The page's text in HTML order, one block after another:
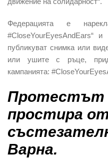
Федерацията е
#CloseYourEyesAndEars“
публикуват снимка или
или ушите с ръце,
кампанията:
Протестът
простира
Варна.